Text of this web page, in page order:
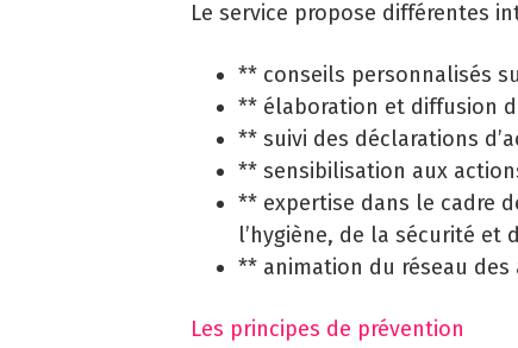
Le service propose différentes
** conseils personnalisés
** élaboration et diffusion
** suivi des déclarations
** sensibilisation aux
** expertise dans le cadre
l’hygiène, de la sécurité et
** animation du réseau
Les principes de prévention